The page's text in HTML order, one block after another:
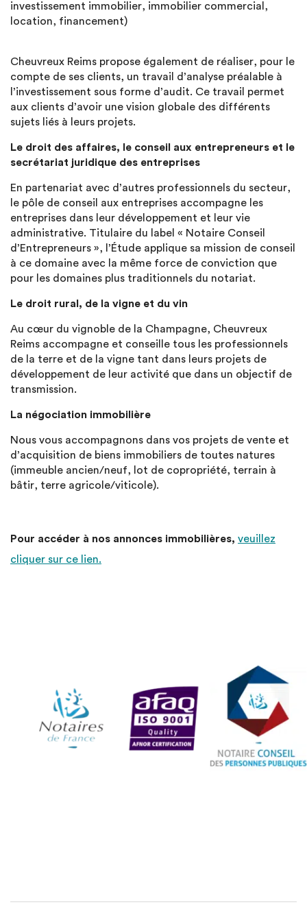
investissement immobilier, immobilier commercial,
location, financement)
Cheuvreux Reims propose également de réaliser, pour le
compte de ses clients, un travail d’analyse préalable à
l’investissement sous forme d’audit. Ce travail permet
aux clients d’avoir une vision globale des différents
sujets liés à leurs projets.
Le droit des affaires, le conseil aux entrepreneurs et le
secrétariat juridique des entreprises
En partenariat avec d’autres professionnels du secteur,
le pôle de conseil aux entreprises accompagne les
entreprises dans leur développement et leur vie
administrative. Titulaire du label « Notaire Conseil
d’Entrepreneurs », l’Étude applique sa mission de conseil
à ce domaine avec la même force de conviction que
pour les domaines plus traditionnels du notariat.
Le droit rural, de la vigne et du vin
Au cœur du vignoble de la Champagne, Cheuvreux
Reims accompagne et conseille tous les professionnels
de la terre et de la vigne tant dans leurs projets de
développement de leur activité que dans un objectif de
transmission.
La négociation immobilière
Nous vous accompagnons dans vos projets de vente et
d’acquisition de biens immobiliers de toutes natures
(immeuble ancien/neuf, lot de copropriété, terrain à
bâtir, terre agricole/viticole).
Pour accéder à nos annonces immobilières, veuillez
cliquer sur ce lien.